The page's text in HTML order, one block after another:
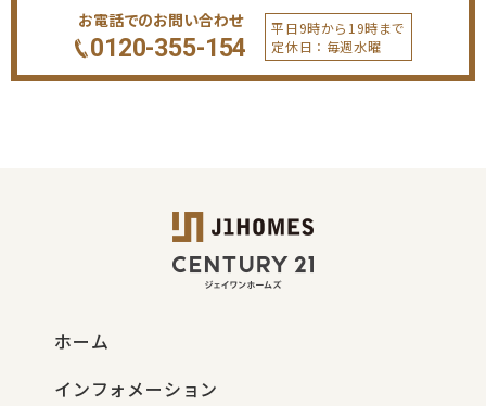
お電話でのお問い合わせ
0120-355-154
平日9時から19時まで
定休日：毎週水曜
ホーム
インフォメーション